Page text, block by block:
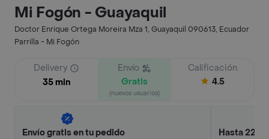
Mi Fogón - Guayaquil
Doctor Enrique Ortega Moreira Mza 1, Guayaquil 090613, Ecuador
Parrilla - Mi Fogón
Delivery
35 min
Envío
Gratis
(nuevos usuarios)
Calificación
4.5
Envío gratis en tu pedido Hasta 22%